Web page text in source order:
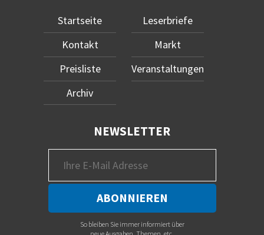
Startseite
Kontakt
Preisliste
Archiv
Leserbriefe
Markt
Veranstaltungen
NEWSLETTER
So bleiben Sie immer informiert über